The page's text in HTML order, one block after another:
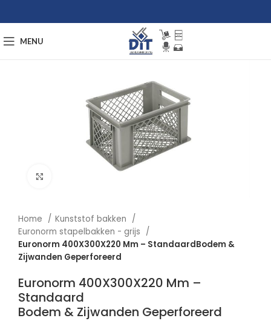
MENU
Home
Kunststof bakken
Euronorm stapelbakken - grijs
Euronorm 400X300X220 Mm – StandaardBodem &
Zijwanden Geperforeerd
Euronorm 400X300X220 Mm –
Standaard
Bodem & Zijwanden Geperforeerd